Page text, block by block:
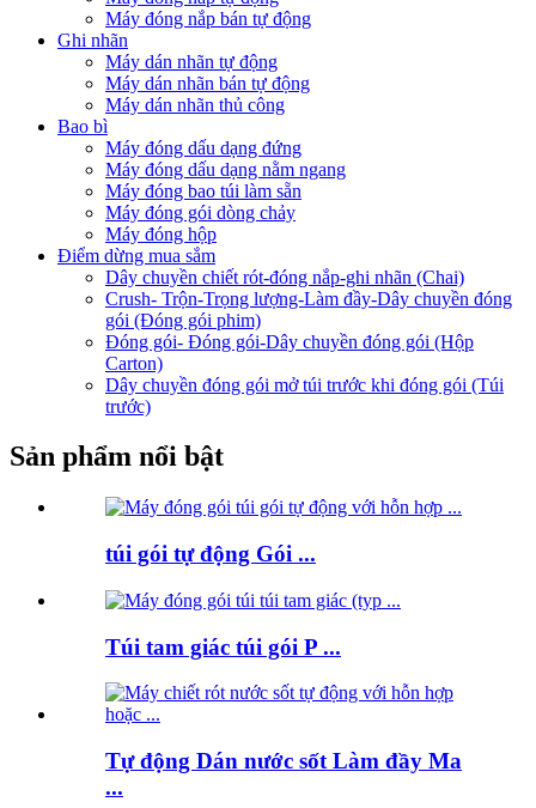
Máy đóng nắp bán tự động
Ghi nhãn
Máy dán nhãn tự động
Máy dán nhãn bán tự động
Máy dán nhãn thủ công
Bao bì
Máy đóng dấu dạng đứng
Máy đóng dấu dạng nằm ngang
Máy đóng bao túi làm sẵn
Máy đóng gói dòng chảy
Máy đóng hộp
Điểm dừng mua sắm
Dây chuyền chiết rót-đóng nắp-ghi nhãn (Chai)
Crush- Trộn-Trọng lượng-Làm đầy-Dây chuyền đóng
gói (Đóng gói phim)
Đóng gói- Đóng gói-Dây chuyền đóng gói (Hộp
Carton)
Dây chuyền đóng gói mở túi trước khi đóng gói (Túi
trước)
Sản phẩm nổi bật
túi gói tự động Gói ...
Túi tam giác túi gói P ...
Tự động Dán nước sốt Làm đầy Ma
...